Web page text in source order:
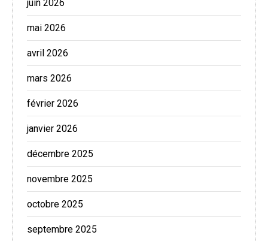
juin 2026
mai 2026
avril 2026
mars 2026
février 2026
janvier 2026
décembre 2025
novembre 2025
octobre 2025
septembre 2025